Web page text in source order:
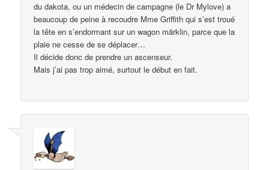
du dakota, ou un médecin de campagne (le Dr Mylove) a
beaucoup de peine à recoudre Mme Griffith qui s’est troué
la tête en s’endormant sur un wagon märklin, parce que la
plaie ne cesse de se déplacer…
Il décide donc de prendre un ascenseur.
Mais j’ai pas trop aimé, surtout le début en fait.